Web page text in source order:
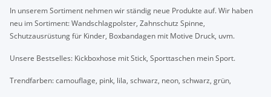
In unserem Sortiment nehmen wir ständig neue Produkte auf. Wir haben
neu im Sortiment: Wandschlagpolster, Zahnschutz Spinne,
Schutzausrüstung für Kinder, Boxbandagen mit Motive Druck, uvm.
Unsere Bestselles: Kickboxhose mit Stick, Sporttaschen mein Sport.
Trendfarben: camouflage, pink, lila, schwarz, neon, schwarz, grün,